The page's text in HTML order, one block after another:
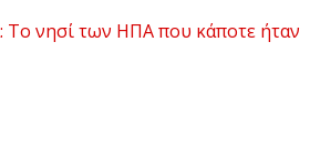
Το νησί των ΗΠΑ που κάποτε ήταν